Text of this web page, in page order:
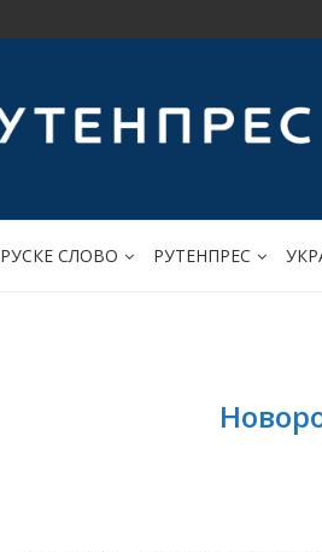
РУСКЕ СЛОВО РУТЕНПРЕС